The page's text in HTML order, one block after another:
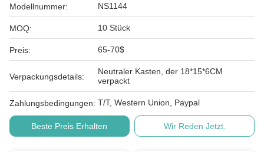
Modellnummer: NS1144
MOQ: 10 Stück
Preis: 65-70$
Verpackungsdetails:
Neutraler Kasten, der 18*15*6CM
verpackt
Zahlungsbedingungen: T/T, Western Union, Paypal
Beste Preis Erhalten Wir Reden Jetzt.